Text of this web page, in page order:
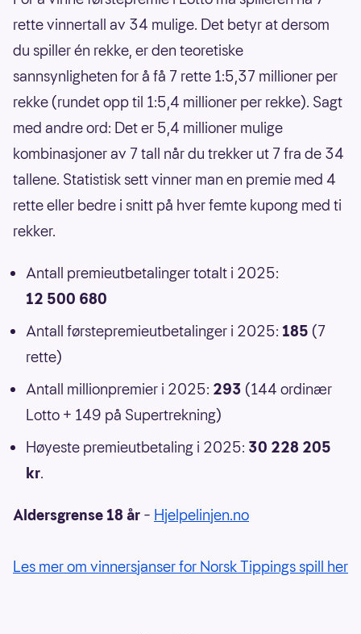
rette vinnertall av 34 mulige. Det betyr at dersom
du spiller én rekke, er den teoretiske
sannsynligheten for å få 7 rette 1:5,37 millioner per
rekke (rundet opp til 1:5,4 millioner per rekke). Sagt
med andre ord: Det er 5,4 millioner mulige
kombinasjoner av 7 tall når du trekker ut 7 fra de 34
tallene. Statistisk sett vinner man en premie med 4
rette eller bedre i snitt på hver femte kupong med ti
rekker.
Antall premieutbetalinger totalt i 2025:
12 500 680
Antall førstepremieutbetalinger i 2025: 185 (7
rette)
Antall millionpremier i 2025: 293 (144 ordinær
Lotto + 149 på Supertrekning)
Høyeste premieutbetaling i 2025: 30 228 205
kr.
Aldersgrense 18 år – Hjelpelinjen.no
Les mer om vinnersjanser for Norsk Tippings spill her